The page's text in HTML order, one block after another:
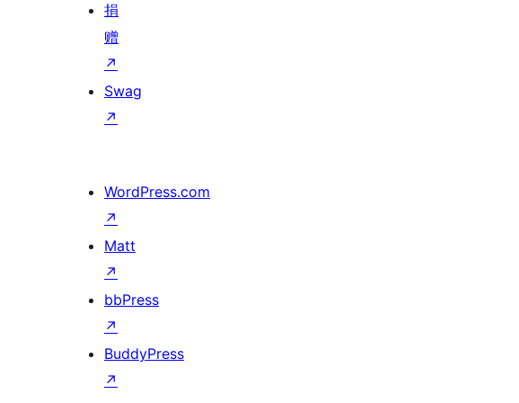
捐
赠
↗
Swag
↗
WordPress.com
↗
Matt
↗
bbPress
↗
BuddyPress
↗